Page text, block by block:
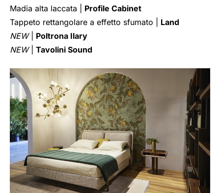
Madia alta laccata | Profile Cabinet
Tappeto rettangolare a effetto sfumato | Land
NEW| Poltrona Ilary
NEW| Tavolini Sound